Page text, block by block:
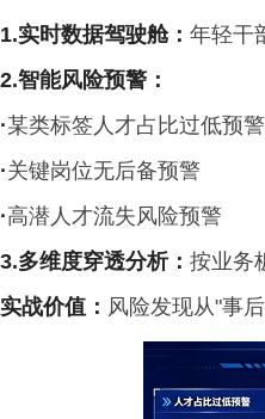
1.实时数据驾驶舱： 年轻干
2.智能风险预警 ：
·某类标签人才占比过低预警
·关键岗位无后备预警
·高潜人才流失风险预警
3.多维度穿透分析： 按业务
实战价值 ： 风险发现从"事